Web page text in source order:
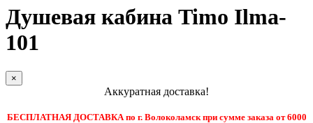
Душевая кабина Timo Ilma-
101
×
Аккуратная доставка!
БЕСПЛАТНАЯ ДОСТАВКА по г. Волоколамск при сумме заказа от 6000